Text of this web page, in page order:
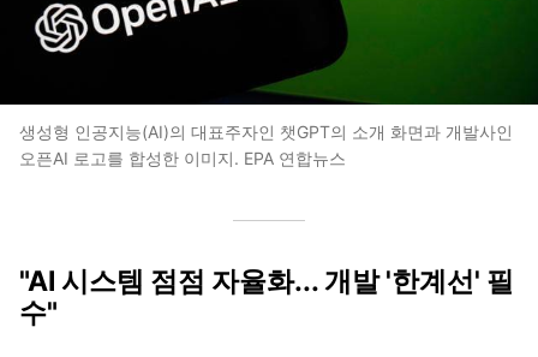
생성형 인공지능(AI)의 대표주자인 챗GPT의 소개 화면과 개발사인
오픈AI 로고를 합성한 이미지. EPA 연합뉴스
"AI 시스템 점점 자율화... 개발 '한계선' 필
수"